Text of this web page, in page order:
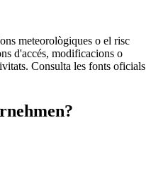
meteorològiques o el risc
d'accés, modificacions o
Consulta les fonts oficials